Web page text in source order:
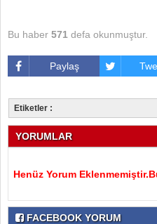
Bu haber 571 defa okunmuştur.
Paylaş
Etiketler :
YORUMLAR
Henüz Yorum
FACEBOOK YORUM